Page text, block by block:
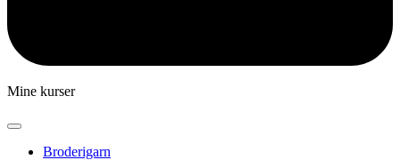
Mine kurser
Broderigarn